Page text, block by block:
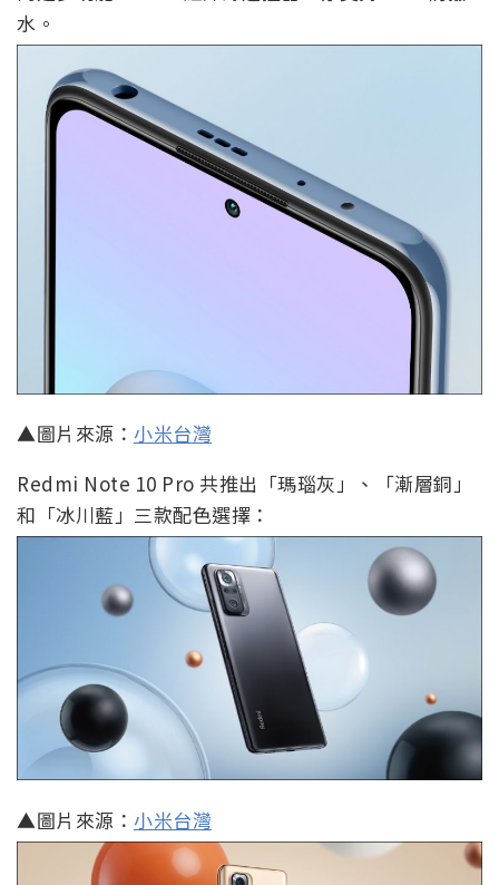
水。
▲圖片來源： 小米台灣
Redmi Note 10 Pro 共推出「瑪瑙灰」、「漸層銅」
和「冰川藍」三款配色選擇：
▲圖片來源： 小米台灣